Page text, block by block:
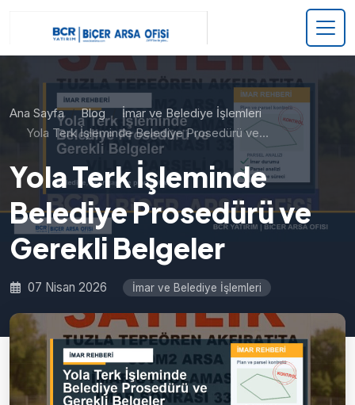
Ana Sayfa Blog
İmar ve Belediye İşlemleri
Yola Terk İşleminde Belediye Prosedürü ve…
Yola Terk İşleminde
Belediye Prosedürü ve
Gerekli Belgeler
07 Nisan 2026 İmar ve Belediye İşlemleri